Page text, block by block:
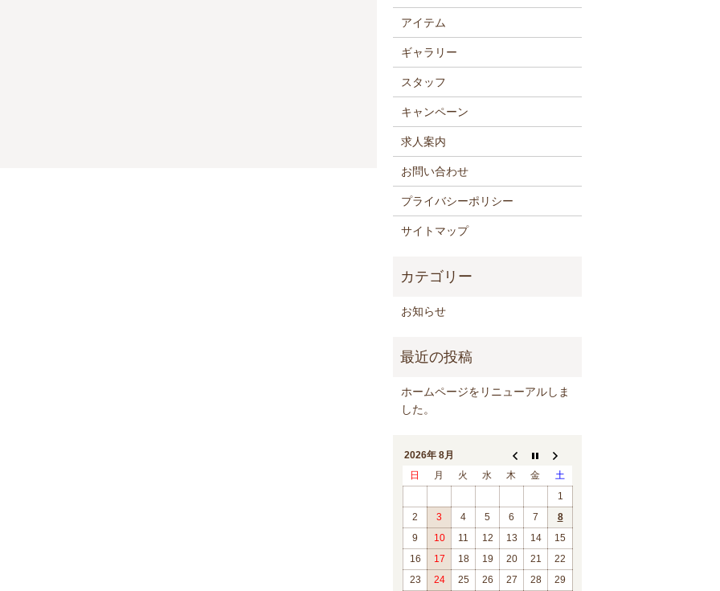
アイテム
ギャラリー
スタッフ
キャンペーン
求人案内
お問い合わせ
プライバシーポリシー
サイトマップ
お知らせ
ホームページをリニューアルしま
した。
2026年 8月
日
月 火 水 木 金
土
1
2
3 4 5 6 7
8
9
10 11 12 13 14
15
16
17 18 19 20 21
22
23
24 25 26 27 28 29